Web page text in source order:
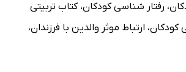
، رفتار شناسی کودکان،کتاب تربیتی
کودکان، ارتباط موثر والدین با فرزندان،